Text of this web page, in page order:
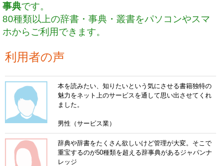
事典です。
80種類以上の辞書・事典・叢書をパソコンやスマ
ホからご利用できます。
利用者の声
本を読みたい、知りたいという気にさせる書籍独特の
魅力をネット上のサービスを通して思い出させてくれ
ました。
男性（サービス業）
辞典や辞書をたくさん欲しいけど管理が大変。そこで
重宝するのが50種類を超える辞事典があるジャパンナ
レッジ